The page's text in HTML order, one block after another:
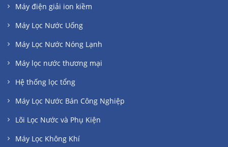
Máy điện giải ion kiềm
Máy Lọc Nước Uống
Máy Lọc Nước Nóng Lạnh
Máy lọc nước thương mại
Hệ thống lọc tổng
Máy Lọc Nước Bán Công Nghiệp
Lõi Lọc Nước và Phụ Kiện
Máy Lọc Không Khí